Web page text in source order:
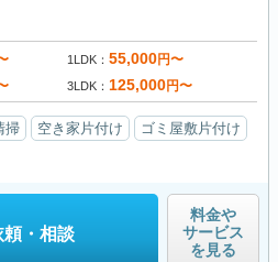
1LDK 55,000円〜
3LDK 125,000円〜
掃 空き家片付け
ゴミ屋敷片付け
頼・相談
料金や
サービス
を見る